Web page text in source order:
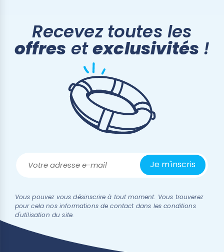
Recevez toutes les
offres etexclusivités !
Vous pouvez vous désinscrire à tout moment. Vous trouverez
pour cela nos informations de contact dans les conditions
d'utilisation du site.